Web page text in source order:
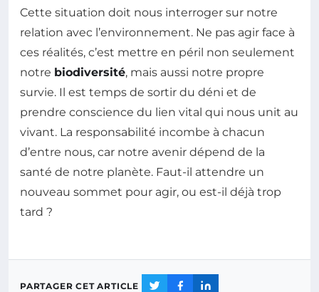
Cette situation doit nous interroger sur notre
relation avec l’environnement. Ne pas agir face à
ces réalités, c’est mettre en péril non seulement
notre biodiversité, mais aussi notre propre
survie. Il est temps de sortir du déni et de
prendre conscience du lien vital qui nous unit au
vivant. La responsabilité incombe à chacun
d’entre nous, car notre avenir dépend de la
santé de notre planète. Faut-il attendre un
nouveau sommet pour agir, ou est-il déjà trop
tard ?
PARTAGER CET ARTICLE